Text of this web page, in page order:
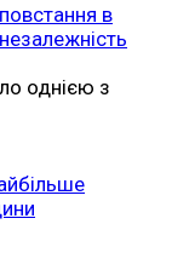
в
однією з